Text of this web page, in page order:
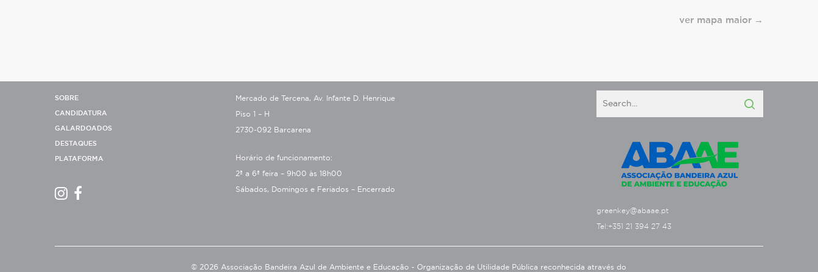
ver mapa maior
SOBRE
CANDIDATURA
GALARDOADOS
DESTAQUES
PLATAFORMA
Mercado de Tercena, Av. Infante D. Henrique
Piso 1 – H
2730-092 Barcarena
Horário de funcionamento:
2ª a 6ª feira – 9h00 às 18h00
Sábados, Domingos e Feriados – Encerrado
greenkey@abaae.pt
Tel:+351 21 394 27 43
© 2026 Associação Bandeira Azul de Ambiente e Educação - Organização de Utilidade Pública reconhecida através do